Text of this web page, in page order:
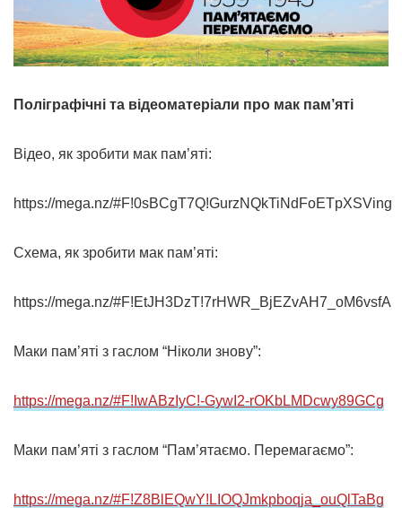
Поліграфічні та відеоматеріали про мак пам’яті
Відео, як зробити мак пам’яті:
https://mega.nz/#F!0sBCgT7Q!GurzNQkTiNdFoETpXSVing
Схема, як зробити мак пам’яті:
https://mega.nz/#F!EtJH3DzT!7rHWR_BjEZvAH7_oM6vsfA
Маки пам’яті з гаслом “Ніколи знову”:
https://mega.nz/#F!IwABzIyC!-GywI2-rOKbLMDcwy89GCg
Маки пам’яті з гаслом “Пам’ятаємо. Перемагаємо”:
https://mega.nz/#F!Z8BlEQwY!LIOQJmkpboqja_ouQlTaBg